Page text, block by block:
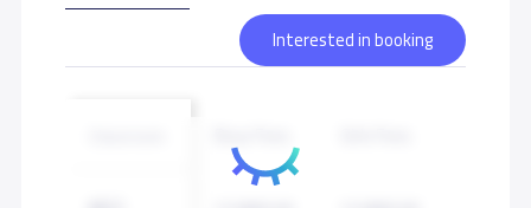
Interested in booking